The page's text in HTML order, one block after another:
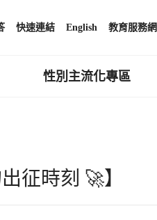
快速連結 English 教育服務網
性別主流化專區
征時刻 🚀】